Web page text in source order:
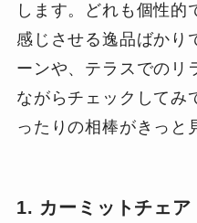
します。どれも個性的
感じさせる逸品ばかり
ーンや、テラスでのリ
ながらチェックしてみ
ったりの相棒がきっと
1. カーミットチェア